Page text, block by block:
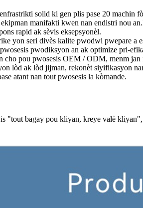
solid ki gen plis pase 20
manifakti kwen nan endistri nou
rapid ak sèvis eksepsyonèl.
yon seri divès kalite pwodwi pwepare a
pwodiksyon an ak optimize pri-
pou pwosesis OEM / ODM, menm
lòd ak lòd jijman, rekonèt siyifikasyon
atant nan tout pwosesis la kòmande.
"tout bagay pou kliyan, kreye valè